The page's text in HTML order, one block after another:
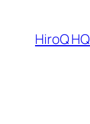
HiroQ HQ